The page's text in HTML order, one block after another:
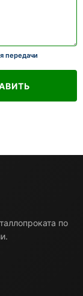
передачи
по